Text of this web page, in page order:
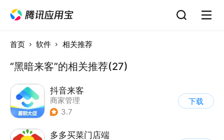
首页 软件 相关推荐
“黑暗来客”的相关推荐(27)
抖音来客
商家管理
3.7
下载
多多买菜门店端